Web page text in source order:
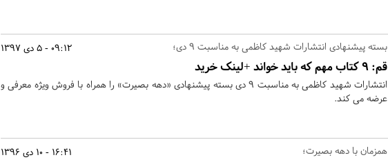
09:12 - 5 دی 1397 بسته پیشنهادی انتشارات شهید کاظمی به مناسبت ۹ دی؛
قم:
انتشارات شهید کاظمی به مناسبت 9 دی بسته پیشنهادی «دهه بصیرت» را همراه با فروش ویژه معرفی و
عرضه می کند.
16:41 - 10 دی 1396 همزمان با دهه بصیرت؛